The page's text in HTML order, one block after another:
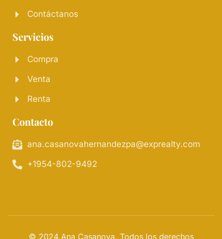
Contáctanos
Servicios
Compra
Venta
Renta
Contacto
ana.casanovahernandezpa@exprealty.com
+1954-802-9492
© 2024 Ana Casanova. Todos los derechos